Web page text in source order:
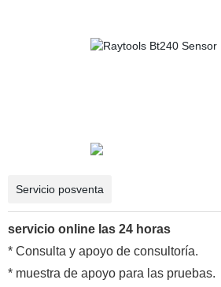
Servicio posventa
servicio online las 24 horas
* Consulta y apoyo de consultoría.
* muestra de apoyo para las pruebas.